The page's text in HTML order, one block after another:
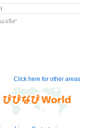
เจลิส"
Click here for other areas